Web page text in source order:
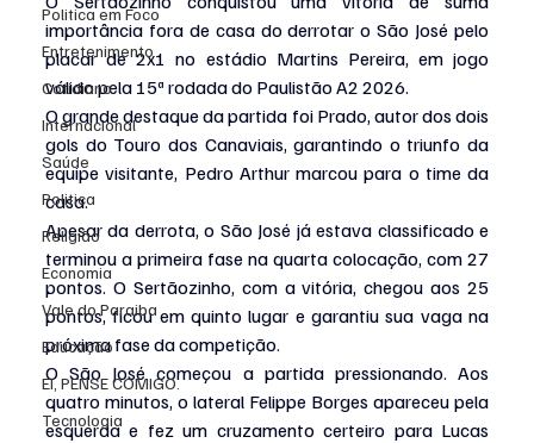
Politica em Foco
Entretenimento
Cotidiano
Internacional
Saúde
Politica
Religião
Economia
Vale do Paraiba
Educação
EI, PENSE COMIGO.
Tecnologia
importância fora de casa do derrotar o São José pelo
placar de 2x1 no estádio Martins Pereira, em jogo
válido pela 15ª rodada do Paulistão A2 2026.
O grande destaque da partida foi Prado, autor dos dois
gols do Touro dos Canaviais, garantindo o triunfo da
equipe visitante, Pedro Arthur marcou para o time da
casa.
Apesar da derrota, o São José já estava classificado e
terminou a primeira fase na quarta colocação, com 27
pontos. O Sertãozinho, com a vitória, chegou aos 25
pontos, ficou em quinto lugar e garantiu sua vaga na
próxima fase da competição.
O São José começou a partida pressionando. Aos
quatro minutos, o lateral Felippe Borges apareceu pela
esquerda e fez um cruzamento certeiro para Lucas